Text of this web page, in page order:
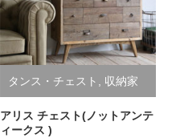
タンス・チェスト 収納家
具
アリス チェスト(ノットアンテ
ィークス )